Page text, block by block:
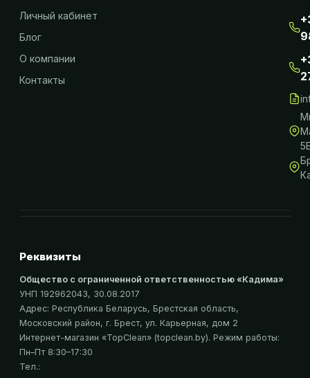
Личный кабинет
Блог
О компании
Контакты
Реквизиты
Общество с ограниченной ответственностью «Кадима»
УНП 192962043, 30.08.2017
Адрес: Республика Беларусь, Брестская область,
Московский район, г. Брест, ул. Карьерная, дом 2
Интернет-магазин «TopClean» (topclean.by). Режим работы:
Пн–Пт 8:30–17:30
Тел.: